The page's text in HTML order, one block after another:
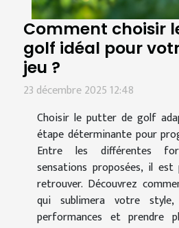
Comment choisir
golf idéal pour
jeu ?
23 décembre 2025 12:48
Choisir le putter de golf
étape déterminante pour
Entre les différentes
sensations proposées, il
retrouver. Découvrez
qui sublimera votre
performances et prendre